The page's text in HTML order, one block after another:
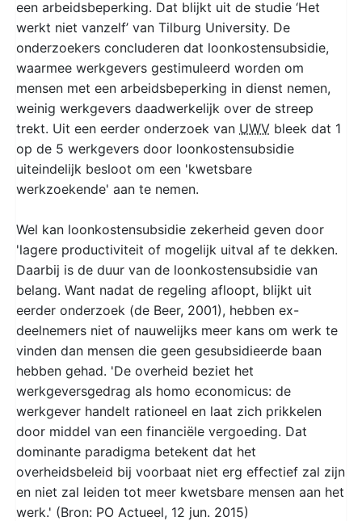
een arbeidsbeperking. Dat blijkt uit de studie ‘Het
werkt niet vanzelf’ van Tilburg University. De
onderzoekers concluderen dat loonkostensubsidie,
waarmee werkgevers gestimuleerd worden om
mensen met een arbeidsbeperking in dienst nemen,
weinig werkgevers daadwerkelijk over de streep
trekt. Uit een eerder onderzoek van UWV bleek dat 1
op de 5 werkgevers door loonkostensubsidie
uiteindelijk besloot om een 'kwetsbare
werkzoekende' aan te nemen.
Wel kan loonkostensubsidie zekerheid geven door
'lagere productiviteit of mogelijk uitval af te dekken.
Daarbij is de duur van de loonkostensubsidie van
belang. Want nadat de regeling afloopt, blijkt uit
eerder onderzoek (de Beer, 2001), hebben ex-
deelnemers niet of nauwelijks meer kans om werk te
vinden dan mensen die geen gesubsidieerde baan
hebben gehad. 'De overheid beziet het
werkgeversgedrag als homo economicus: de
werkgever handelt rationeel en laat zich prikkelen
door middel van een financiële vergoeding. Dat
dominante paradigma betekent dat het
overheidsbeleid bij voorbaat niet erg effectief zal zijn
en niet zal leiden tot meer kwetsbare mensen aan het
werk.' (Bron: PO Actueel, 12 jun. 2015)